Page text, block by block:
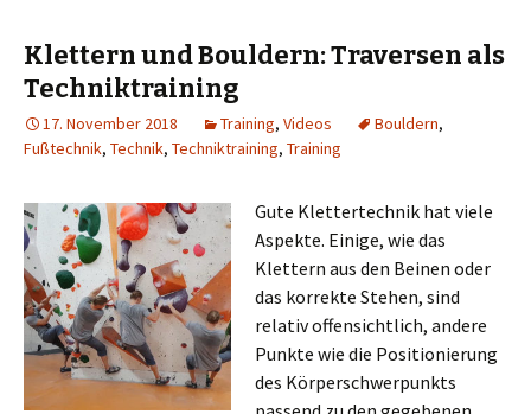
Klettern und Bouldern: Traversen als
Techniktraining
17. November 2018 Training, Videos Bouldern,
Fußtechnik, Technik, Techniktraining, Training
Gute Klettertechnik hat viele
Aspekte. Einige, wie das
Klettern aus den Beinen oder
das korrekte Stehen, sind
relativ offensichtlich, andere
Punkte wie die Positionierung
des Körperschwerpunkts